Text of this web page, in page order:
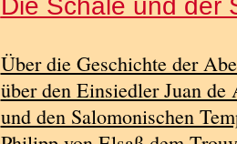
Über die Geschichte der
über den Einsiedler Juan
und den Salomonischen